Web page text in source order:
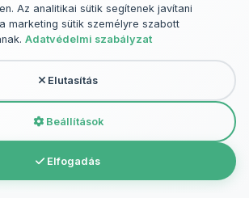
Az analitikai sütik segítenek javítani
marketing sütik személyre szabott
Adatvédelmi szabályzat
Elutasítás
Beállítások
Elfogadás
RÉSZLETEK
termékek - Fűzhető és
vasalható gyöngyök